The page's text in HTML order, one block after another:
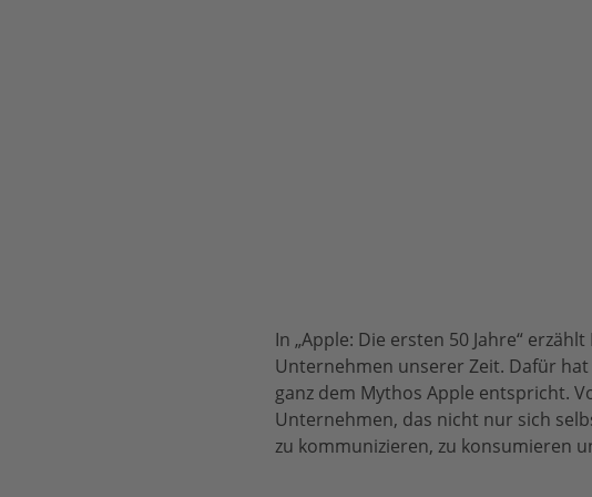
In „Apple: Die ersten 50 Jahre“
Unternehmen unserer Zeit. Dafür
ganz dem Mythos Apple entspricht.
Unternehmen, das nicht nur sich
zu kommunizieren, zu konsumieren